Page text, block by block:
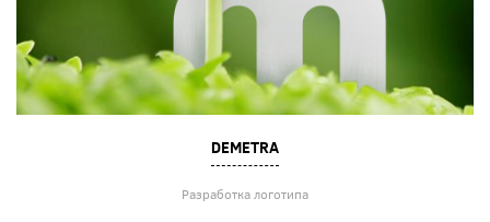
DEMETRA
Разработка логотипа